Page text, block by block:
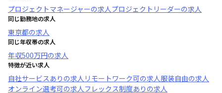
プロジェクトマネージャーの求人プロジェクトリーダーの求人
同じ勤務地の求人
東京都の求人
同じ年収帯の求人
年収500万円の求人
特徴が近い求人
自社サービスあり の求人 リモートワーク可の求人服装自由の求人
オンライン選考可の求人フレックス制度あり の求人